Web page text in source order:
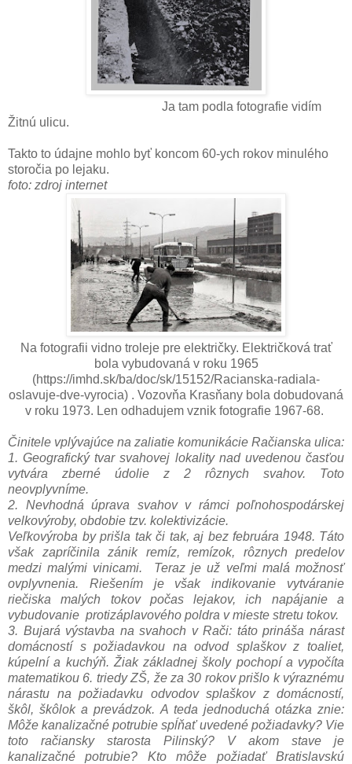
Ja tam podla fotografie vidím
Žitnú ulicu.
Takto to údajne mohlo byť koncom 60-ych rokov minulého
storočia po lejaku.
foto: zdroj internet
Na fotografii vidno troleje pre električky. Električková trať
bola vybudovaná v roku 1965
(https://imhd.sk/ba/doc/sk/15152/Racianska-radiala-
oslavuje-dve-vyrocia) . Vozovňa Krasňany bola dobudovaná
v roku 1973. Len odhadujem vznik fotografie 1967-68.
Činitele vplývajúce na zaliatie komunikácie Račianska ulica:
1. Geografický tvar svahovej lokality nad uvedenou časťou
vytvára zberné údolie z 2 rôznych svahov. Toto
neovplyvníme.
2. Nevhodná úprava svahov v rámci poľnohospodárskej
velkovýroby, obdobie tzv. kolektivizácie.
Veľkovýroba by prišla tak či tak, aj bez februára 1948. Táto
však zapríčinila zánik remíz, remízok, rôznych predelov
medzi malými vinicami. Teraz je už veľmi malá možnosť
ovplyvnenia. Riešením je však indikovanie vytváranie
riečiska malých tokov počas lejakov, ich napájanie a
vybudovanie protizáplavového poldra v mieste stretu tokov.
3. Bujará výstavba na svahoch v Rači: táto prináša nárast
domácností s požiadavkou na odvod splaškov z toaliet,
kúpelní a kuchýň. Žiak základnej školy pochopí a vypočíta
matematikou 6. triedy ZŠ, že za 30 rokov prišlo k výraznému
nárastu na požiadavku odvodov splaškov z domácností,
škôl, škôlok a prevádzok. A teda jednoduchá otázka znie:
Môže kanalizačné potrubie spĺňať uvedené požiadavky? Vie
toto račiansky starosta Pilinský? V akom stave je
kanalizačné potrubie? Kto môže požiadať Bratislavskú